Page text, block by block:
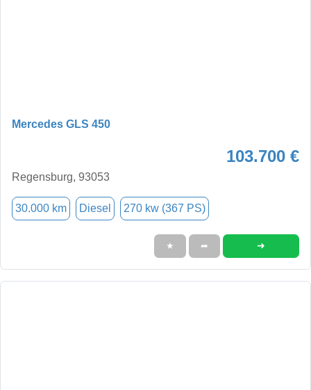
Mercedes GLS 450
103.700 €
Regensburg, 93053
30.000 km Diesel 270 kw (367 PS)
★ ➦ ➜